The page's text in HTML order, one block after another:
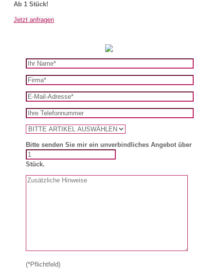
Ab 1 Stück!
Jetzt anfragen
Bitte senden Sie mir ein unverbindliches Angebot über
Stück.
(*Pflichtfeld)